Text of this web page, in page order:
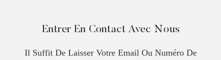
Entrer En Contact Avec Nous
Il Suffit De Laisser Votre Email Ou Numéro De